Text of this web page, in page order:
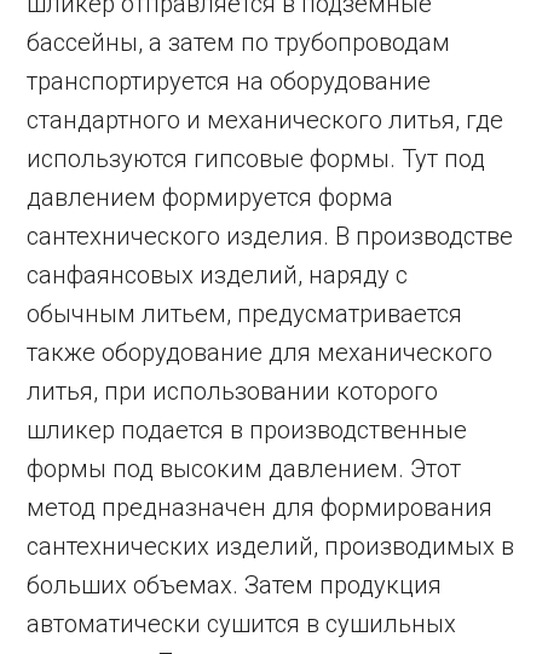
бассейны, а затем по трубопроводам
транспортируется на оборудование
стандартного и механического литья, где
используются гипсовые формы. Тут под
давлением формируется форма
сантехнического изделия. В производстве
санфаянсовых изделий, наряду с
обычным литьем, предусматривается
также оборудование для механического
литья, при использовании которого
шликер подается в производственные
формы под высоким давлением. Этот
метод предназначен для формирования
сантехнических изделий, производимых в
больших объемах. Затем продукция
автоматически сушится в сушильных